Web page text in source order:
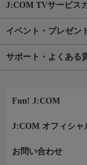
J:COM TVサービス
イベント・プレゼン
サポート・よくある
Fun! J:COM
J:COM オフィシャ
お問い合わせ